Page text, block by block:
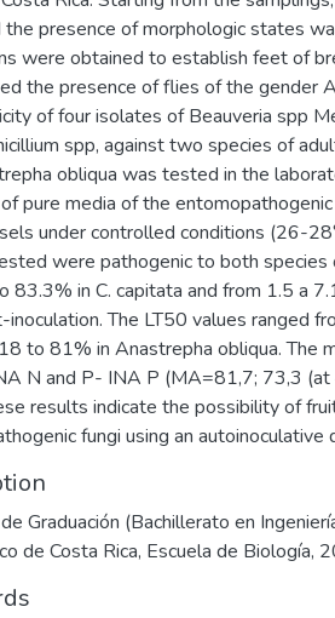
the presence of morphologic states
were obtained to establish feet of
the presence of flies of the gender
of four isolates of Beauveria spp
spp, against two species of
obliqua was tested in the
pure media of the
under controlled conditions (26-
were pathogenic to both
83.3% in C. capitata and from 1.5 a
The LT50 values ranged
to 81% in Anastrepha obliqua. The
N and P- INA P (MA=81,7; 73,3 (at
results indicate the possibility of
fungi using an autoinoculative
Graduación (Bachillerato en
de Costa Rica, Escuela de Biología,